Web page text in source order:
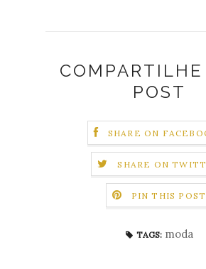
COMPARTILHE
POST
SHARE ON
SHARE ON
PIN THIS POST
TAGS: moda